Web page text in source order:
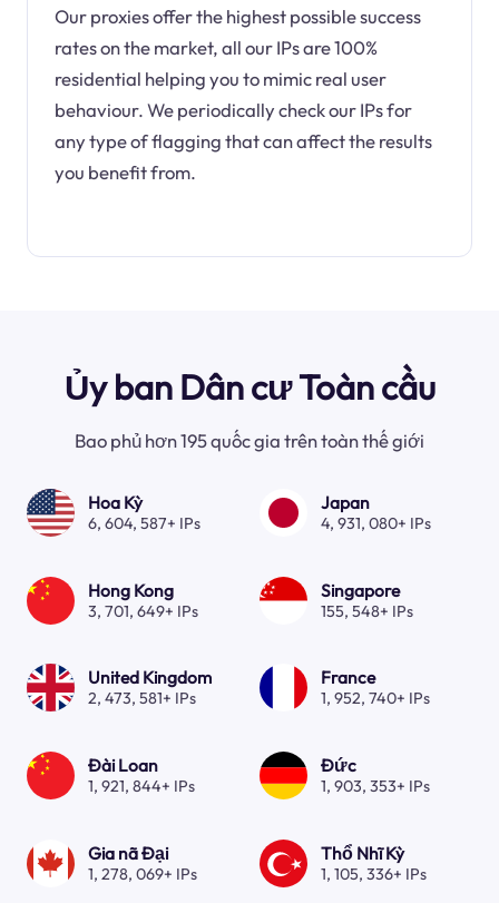
Our proxies offer the highest possible success
rates on the market, all our IPs are 100%
residential helping you to mimic real user
behaviour. We periodically check our IPs for
any type of flagging that can affect the results
you benefit from.
Ủy ban Dân cư Toàn cầu
Bao phủ hơn 195 quốc gia trên toàn thế giới
Hoa Kỳ
6, 604, 587+ IPs
Japan
4, 931, 080+ IPs
Hong Kong
3, 701, 649+ IPs
Singapore
155, 548+ IPs
United Kingdom
2, 473, 581+ IPs
France
1, 952, 740+ IPs
Đài Loan
1, 921, 844+ IPs
Đức
1, 903, 353+ IPs
Gia nã Đại
1, 278, 069+ IPs
Thổ Nhĩ Kỳ
1, 105, 336+ IPs